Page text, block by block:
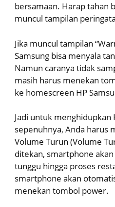
bersamaan. Harap tahan
muncul tampilan
Jika muncul tampilan
Samsung bisa menyala
Namun caranya tidak
masih harus menekan
ke homescreen HP
Jadi untuk menghidupkan
sepenuhnya, Anda harus
Volume Turun (Volume
ditekan, smartphone
tunggu hingga proses
smartphone akan
menekan tombol power.